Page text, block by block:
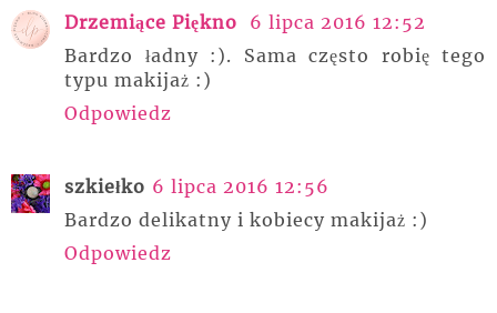
Drzemiące Piękno
6 lipca 2016 12:52
Bardzo ładny :). Sama często robię tego
typu makijaż :)
Odpowiedz
szkiełko 6 lipca 2016 12:56
Bardzo delikatny i kobiecy makijaż :)
Odpowiedz